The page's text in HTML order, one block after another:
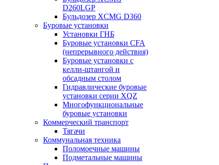
D260LGP
Бульдозер XCMG D360
Буровые установки
Установки ГНБ
Буровые установки CFA
(непрерывного действия)
Буровые установки с
келли-штангой и
обсадным столом
Гидравлические буровые
установки серии XQZ
Многофункциональные
буровые установки
Коммерческий транспорт
Тягачи
Коммунальная техника
Поломоечные машины
Подметальные машины